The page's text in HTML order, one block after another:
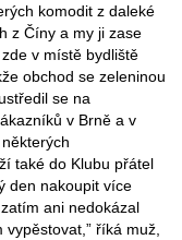
komodit z daleké
z Číny a my ji zase
v místě bydliště
obchod se zeleninou
se na
v Brně a v
také do Klubu přátel
den nakoupit více
ani nedokázal
říká muž,